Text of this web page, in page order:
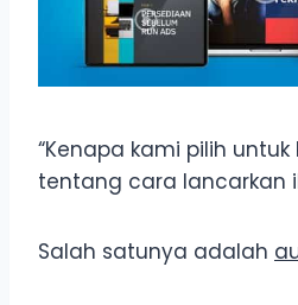
“Kenapa kami pilih untuk
tentang cara lancarkan
Salah satunya adalah